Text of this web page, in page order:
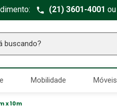
(21) 3601-4001 ou
buscando?
Mobilidade Móveis
x 10m